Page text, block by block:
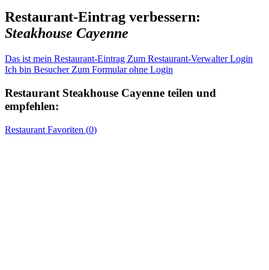
Restaurant-Eintrag verbessern:
Steakhouse Cayenne
Das ist mein Restaurant-Eintrag Zum Restaurant-Verwalter Login
Ich bin Besucher Zum Formular ohne Login
Restaurant Steakhouse Cayenne teilen und
empfehlen:
Restaurant Favoriten (0)